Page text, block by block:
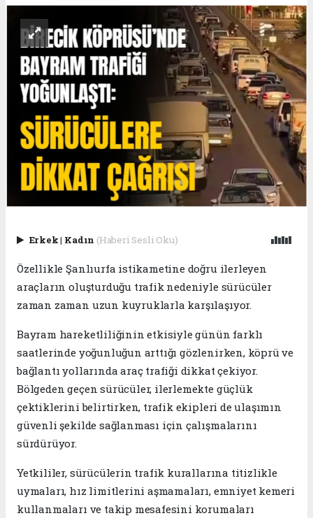
Erkek| Kadın (Haberi Sesli Oku)
Özellikle Şanlıurfa istikametine doğru ilerleyen
araçların oluşturduğu trafik nedeniyle sürücüler
zaman zaman uzun kuyruklarla karşılaşıyor.
Bayram hareketliliğinin etkisiyle günün farklı
saatlerinde yoğunluğun arttığı gözlenirken, köprü ve
bağlantı yollarında araç trafiği dikkat çekiyor.
Bölgeden geçen sürücüler, ilerlemekte güçlük
çektiklerini belirtirken, trafik ekipleri de ulaşımın
güvenli şekilde sağlanması için çalışmalarını
sürdürüyor.
Yetkililer, sürücülerin trafik kurallarına titizlikle
uymaları, hız limitlerini aşmamaları, emniyet kemeri
kullanmaları ve takip mesafesini korumaları